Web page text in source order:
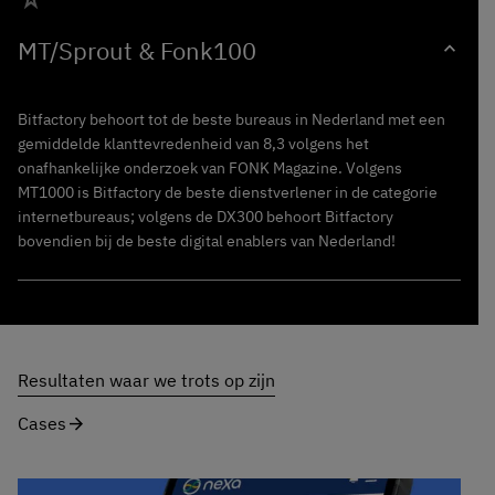
MT/Sprout & Fonk100 expand_more
Bitfactory behoort tot de beste bureaus in Nederland met een
gemiddelde klanttevredenheid van 8,3 volgens het
onafhankelijke onderzoek van FONK Magazine. Volgens
MT1000 is Bitfactory de beste dienstverlener in de categorie
internetbureaus; volgens de DX300 behoort Bitfactory
bovendien bij de beste digital enablers van Nederland!
Resultaten waar we trots op zijn
Cases arrow_forward